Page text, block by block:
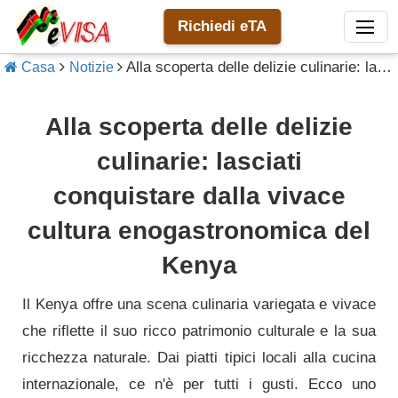
Richiedi eTA
Casa Notizie Alla scoperta delle delizie culinarie: lasciati conquistare dalla vivace cultura enogastronomica del Kenya
Alla scoperta delle delizie
culinarie: lasciati
conquistare dalla vivace
cultura enogastronomica del
Kenya
Il Kenya offre una scena culinaria variegata e vivace
che riflette il suo ricco patrimonio culturale e la sua
ricchezza naturale. Dai piatti tipici locali alla cucina
internazionale, ce n'è per tutti i gusti. Ecco uno